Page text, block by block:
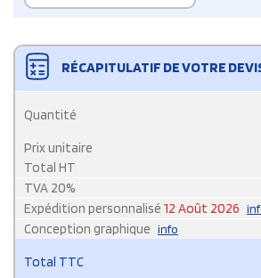
RÉCAPITULATIF DE VOTRE
Quantité
Prix unitaire
Total HT
TVA 20%
Expédition personnalisé 12 Août 2026
Conception graphique info
Total TTC